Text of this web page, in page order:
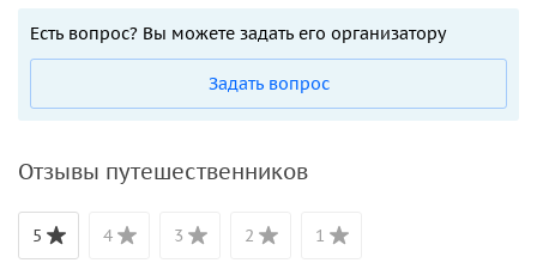
Есть вопрос? Вы можете задать его организатору
Задать вопрос
Отзывы путешественников
5 4 3 2 1